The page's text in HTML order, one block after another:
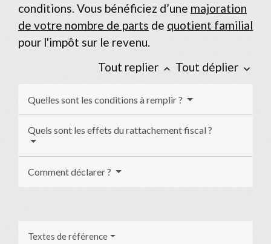
conditions. Vous bénéficiez d’une majoration
de votre nombre de parts de quotient familial
pour l'impôt sur le revenu.
Tout replier keyboard_arrow_up Tout déplier keyboard_arrow_down
Quelles sont les conditions à remplir ?
Quels sont les effets du rattachement fiscal ?
Comment déclarer ?
Textes de référence